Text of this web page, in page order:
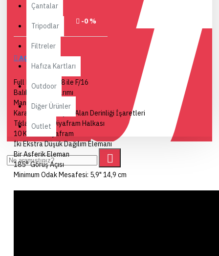
Çantalar
Tripodlar
Filtreler
Hafıza Kartları
Outdoor
Diğer Ürünler
Outlet
-0 %
AÇIKLAMA
Full Frame | F/2.8 ile F/16
Balık Gözü Tasarımı
Manuel Odak
Karanlıkta Parlayan Alan Derinliği İşaretleri
Tıklanmamış Diyafram Halkası
10 Kanatlı Diyafram
İki Ekstra Düşük Dağılım Elemanı
Bir Asferik Eleman
185° Görüş Açısı
Minimum Odak Mesafesi: 5,9" 14,9 cm